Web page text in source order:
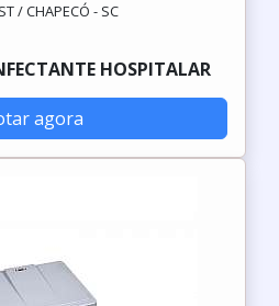
/ CHAPECÓ - SC
HOSPITALAR
agora